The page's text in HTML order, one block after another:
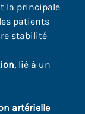
la principale
patients
stabilité
, lié à un
artérielle